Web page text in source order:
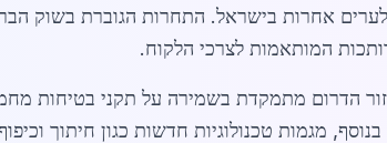
אחרות בישראל. התחרות הגוברת בשוק
המותאמות לצרכי הלקוח.
הדרום מתמקדת בשמירה על תקני בטיחות
מגמות טכנולוגיות חדשות כגון חיתוך